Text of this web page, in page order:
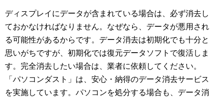
ディスプレイにデータが含まれている場合は、必ず消去し
ておかなければなりません。なぜなら、データが悪用され
る可能性があるからです。データ消去は初期化でも十分と
思いがちですが、初期化では復元データソフトで復活しま
す。完全消去したい場合は、業者に依頼してください。
「パソコンダスト」は、安心・納得のデータ消去サービス
を実施しています。パソコンを処分する場合も、データ消